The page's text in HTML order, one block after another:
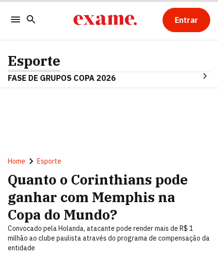
Entrar
Esporte
FASE DE GRUPOS COPA 2026
Home Esporte
Quanto o Corinthians pode
ganhar com Memphis na
Copa do Mundo?
Convocado pela Holanda, atacante pode render mais de R$ 1
milhão ao clube paulista através do programa de compensação da
entidade